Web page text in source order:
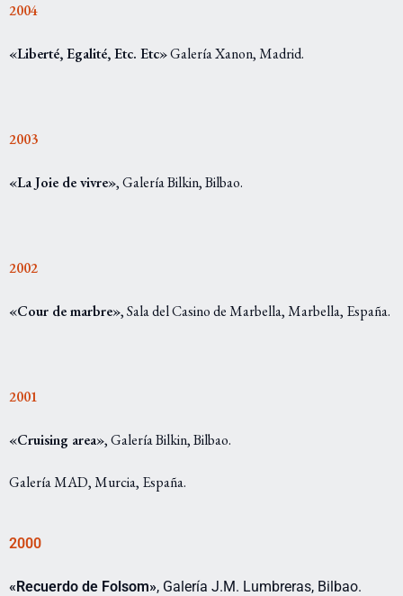
2004
«Liberté, Egalité, Etc. Etc»Galería Xanon, Madrid.
2003
«La Joie de vivre», Galería Bilkin, Bilbao.
2002
«Cour de marbre», Sala del Casino de Marbella, Marbella, España.
2001
«Cruising area», Galería Bilkin, Bilbao.
Galería MAD, Murcia, España.
2000
«Recuerdo de Folsom», Galería J.M. Lumbreras, Bilbao.